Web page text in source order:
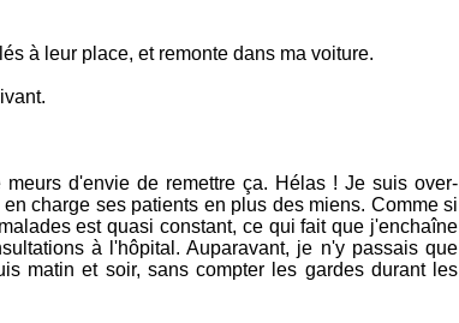
à leur place, et remonte dans ma voiture.
d'envie de remettre ça. Hélas ! Je suis over-
charge ses patients en plus des miens. Comme si
est quasi constant, ce qui fait que j'enchaîne
à l'hôpital. Auparavant, je n'y passais que
matin et soir, sans compter les gardes durant les